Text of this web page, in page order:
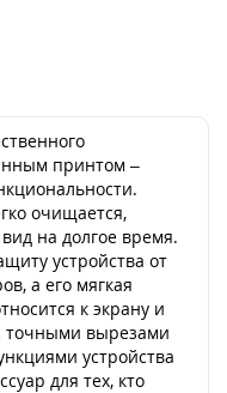
принтом –
очищается,
на долгое время.
устройства от
а его мягкая
к экрану и
точными вырезами
устройства
для тех, кто